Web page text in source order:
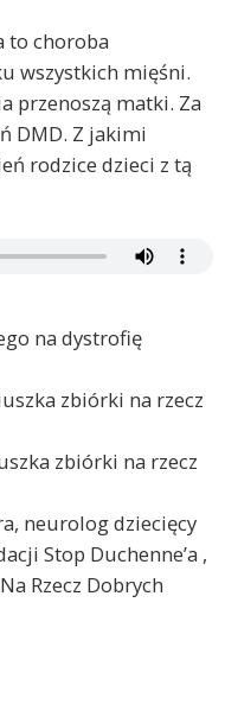
to choroba
wszystkich mięśni.
przenoszą matki. Za
DMD. Z jakimi
rodzice dzieci z tą
na dystrofię
zbiórki na rzecz
zbiórki na rzecz
neurolog dziecięcy
Stop Duchenne’a ,
Rzecz Dobrych